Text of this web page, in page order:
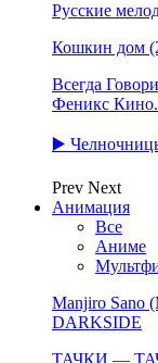
Русские
Кошкин дом
Всегда
Феникс
▶️
Prev Next
Анимация
Все
Аниме
Manjiro Sano
DARKSIDE
ТАЧКИ —